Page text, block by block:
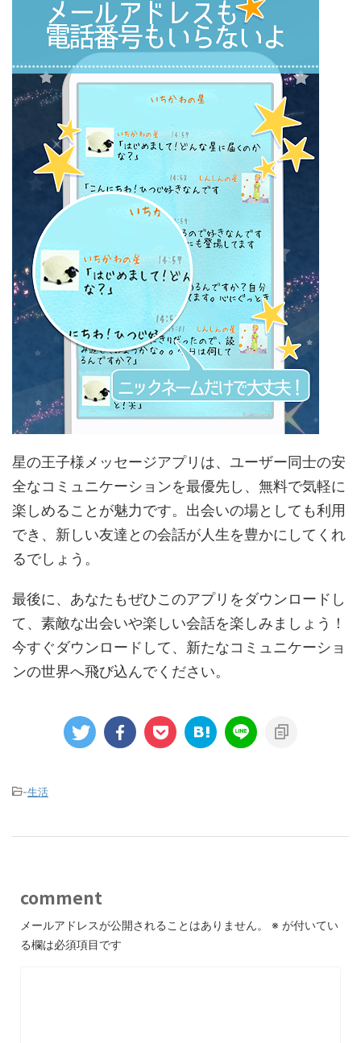
星の王子様メッセージアプリは、ユーザー同士の安
全なコミュニケーションを最優先し、無料で気軽に
楽しめることが魅力です。出会いの場としても利用
でき、新しい友達との会話が人生を豊かにしてくれ
るでしょう。
最後に、あなたもぜひこのアプリをダウンロードし
て、素敵な出会いや楽しい会話を楽しみましょう！
今すぐダウンロードして、新たなコミュニケーショ
ンの世界へ飛び込んでください。
-生活
comment
メールアドレスが公開されることはありません。 ※ が付いてい
る欄は必須項目です